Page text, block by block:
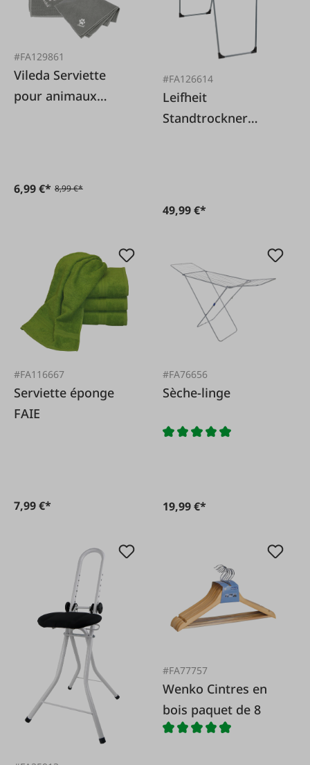
#FA129861
Vileda Serviette
pour animaux
6,99 €* 8,99 €*
#FA126614
Leifheit
Standtrockner
49,99 €*
#FA116667
Serviette éponge
FAIE
7,99 €*
#FA76656
Sèche-linge
19,99 €*
#FA77757
Wenko Cintres en
bois paquet de 8